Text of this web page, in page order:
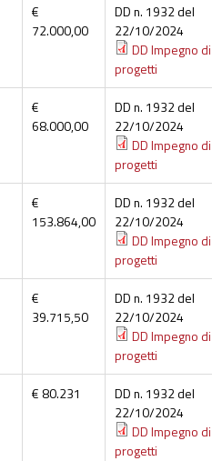
€
72.000,00
DD n. 1932 del
22/10/2024
DD Impegno
progetti
€
68.000,00
DD n. 1932 del
22/10/2024
DD Impegno
progetti
€
153.864,00
DD n. 1932 del
22/10/2024
DD Impegno
progetti
€
39.715,50
DD n. 1932 del
22/10/2024
DD Impegno
progetti
€ 80.231
DD n. 1932 del
22/10/2024
DD Impegno
progetti